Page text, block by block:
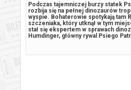
już
Podczas tajemniczej burzy statek
rozbija się na pełnej dinozaurów
wyspie. Bohaterowie spotykają tam
szczeniaka, który utknął w tym
stał się ekspertem w sprawach
Humdinger, główny rywal Psiego
lekkomyślnie eksploatować zasoby
wyspy, doprowadza do wybuchu
uśpionego od lat wulkanu. Psi